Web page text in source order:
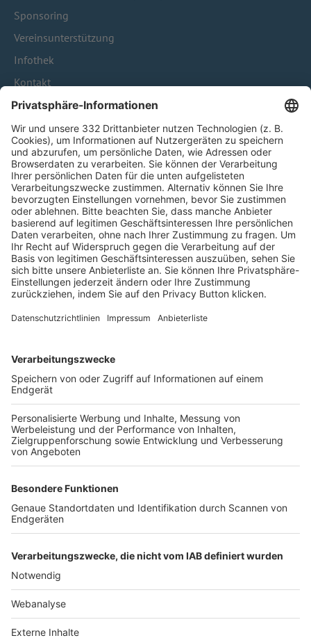
Sponsoring
Vereinsunterstützung
Infothek
Kontakt
HÄUFIG BESUCHTE SEITEN
Pässe und Vereinswechsel
Trainerausbildung
Schulungsangebot Vereinsmitarbeiter
BFV-Geschäftsstellen
Trainerbörse
Login SpielPlus
FOLGE DEM BFV
TOP-VEREINE
TOP-PARTNER
Nutzungsbedingungen Datenschutz Impressum